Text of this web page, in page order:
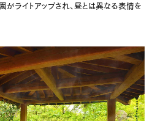
がライトアップされ、昼とは異なる表情を